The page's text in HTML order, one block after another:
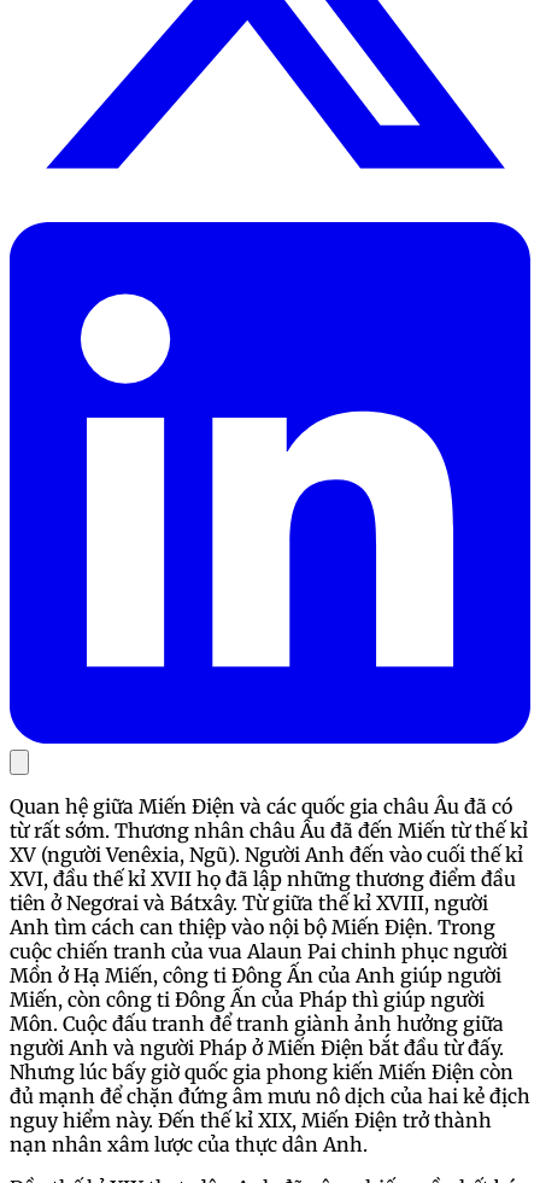
Quan hệ giữa Miến Điện và các quốc gia châu Âu đã có
từ rất sớm. Thương nhân châu Âu đã đến Miến từ thế kỉ
XV (người Venêxia, Ngũ). Người Anh đến vào cuối thế kỉ
XVI, đầu thế kỉ XVII họ đã lập những thương điểm đầu
tiên ở Negơrai và Bátxây. Từ giữa thế kỉ XVIII, người
Anh tìm cách can thiệp vào nội bộ Miến Điện. Trong
cuộc chiến tranh của vua Alaun Pai chinh phục người
Mồn ở Hạ Miến, công ti Đông Ấn của Anh giúp người
Miến, còn công ti Đông Ấn của Pháp thì giúp người
Môn. Cuộc đấu tranh để tranh giành ảnh hưởng giữa
người Anh và người Pháp ở Miến Điện bắt đầu từ đấy.
Nhưng lúc bấy giờ quốc gia phong kiến Miến Điện còn
đủ mạnh để chặn đứng âm mưu nô dịch của hai kẻ địch
nguy hiểm này. Đến thế kỉ XIX, Miến Điện trở thành
nạn nhân xâm lược của thực dân Anh.